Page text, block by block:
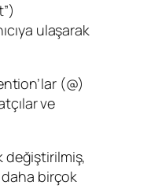
ulaşarak
(@)
ve
değiştirilmiş,
daha birçok